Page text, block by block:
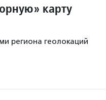
карту
региона геолокаций